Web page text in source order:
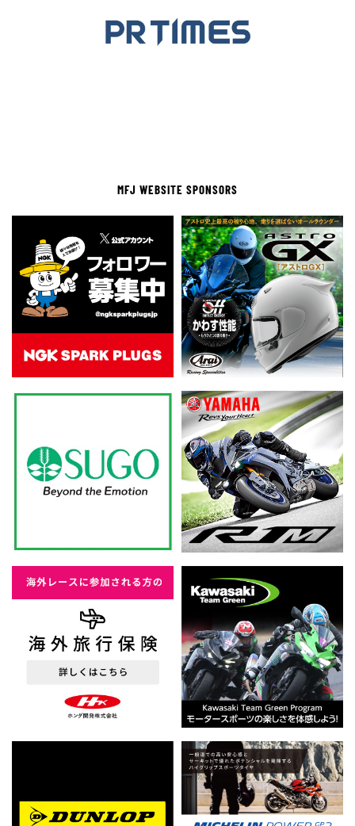
MFJ WEBSITE SPONSORS